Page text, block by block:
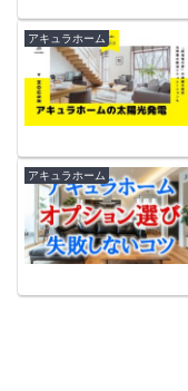
アキュラホーム
アキュラホーム